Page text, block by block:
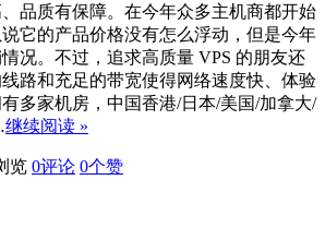
品质有保障。在今年众多主机商都开始
它的产品价格没有怎么浮动，但是今年
况。不过，追求高质量 VPS 的朋友还
路和充足的带宽使得网络速度快、体验
多家机房，中国香港/日本/美国/加拿大/
继续阅读 »
览 0评论 0个赞